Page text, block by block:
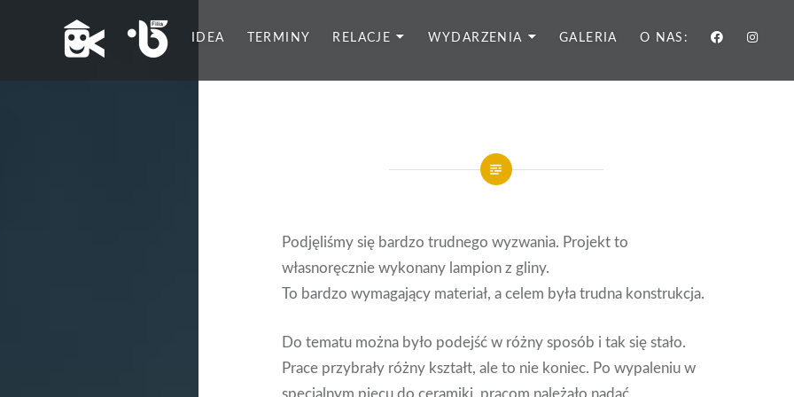
IDEA TERMINY RELACJE WYDARZENIA GALERIA O NAS:
Podjęliśmy się bardzo trudnego wyzwania. Projekt to
własnoręcznie wykonany lampion z gliny.
To bardzo wymagający materiał, a celem była trudna konstrukcja.
Do tematu można było podejść w różny sposób i tak się stało.
Prace przybrały różny kształt, ale to nie koniec. Po wypaleniu w
specjalnym piecu do ceramiki, pracom należało nadać